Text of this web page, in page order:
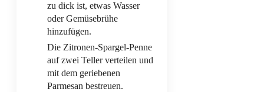
zu dick ist, etwas Wasser
oder Gemüsebrühe
hinzufügen.
Die Zitronen-Spargel-Penne
auf zwei Teller verteilen und
mit dem geriebenen
Parmesan bestreuen.